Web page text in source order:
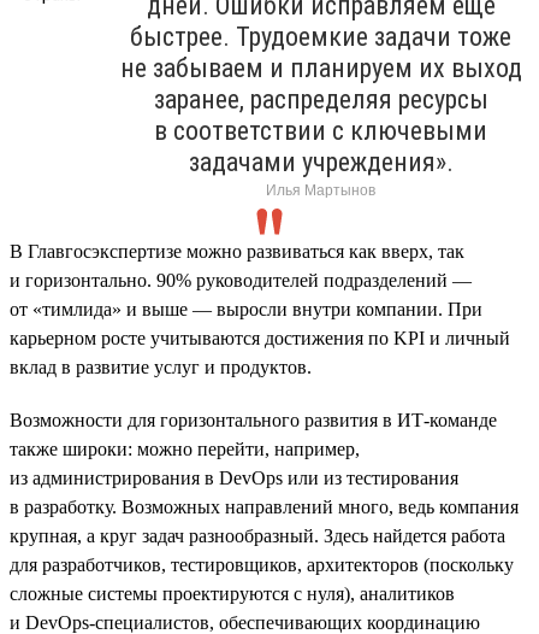
быстрее. Трудоемкие задачи тоже
не забываем и планируем их выход
заранее, распределяя ресурсы
в соответствии с ключевыми
задачами учреждения».
Илья Мартынов
В Главгосэкспертизе можно развиваться как вверх, так
и горизонтально. 90% руководителей подразделений —
от «тимлида» и выше — выросли внутри компании. При
карьерном росте учитываются достижения по KPI и личный
вклад в развитие услуг и продуктов.
Возможности для горизонтального развития в ИТ-команде
также широки: можно перейти, например,
из администрирования в DevOps или из тестирования
в разработку. Возможных направлений много, ведь компания
крупная, а круг задач разнообразный. Здесь найдется работа
для разработчиков, тестировщиков, архитекторов (поскольку
сложные системы проектируются с нуля), аналитиков
и DevOps-специалистов, обеспечивающих координацию